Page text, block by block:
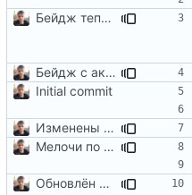
Бейдж теперь ссылка на последний релиз
Бейдж с актуальной версией
Initial commit
Изменены ссылки на сайт
Мелочи по сборке и README
Обновлён README